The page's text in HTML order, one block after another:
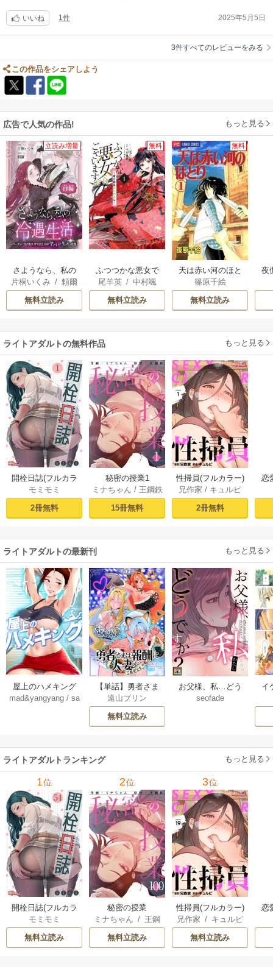
いいね 1件 2025年5月5日
3件すべてのレビューをみる
この作品をシェアしよう
広告で人気の作品! もっと見る
立読み増量
さようなら、私の
冷遇生活 ～パーテ
ィーで声をかけて
きたのがヤバい男
片桐いくみ /頼爾
無料立読み
無料
ふつつかな悪女で
はございますが ～
雛宮蝶鼠とりかえ
伝～
尾羊英/ 中村颯
希
/ ゆき哉
無料立読み
無料
天は赤い河のほと
り
篠原千絵
無料立読み
夜
ライトアダルトの無料作品 もっと見る
開栓日誌(フルカラ
ー) 1巻
モミモミ
2冊無料
秘密の授業1
ミナちゃん / 王鋼鉄
15冊無料
性掃員(フルカラー)
1巻
兄作家 / キュルピ
2冊無料
恋
ライトアダルトの最新刊 もっと見る
屋上のハメキング
【タテヨミ】 70巻
mad&yangyang/ sa
【単話】勇者さま
は報酬に人妻をご
希望です 57巻
遠山ブリン
無料立読み
お父様、私…どう
ですか？【タテヨ
seofade
イ
ライトアダルトランキング もっと見る
1位
開栓日誌(フルカラ
ー)
モミモミ
無料立読み
2位
秘密の授業
ミナちゃん / 王鋼
鉄
無料立読み
3位
性掃員(フルカラー)
兄作家 / キュルピ
無料立読み
恋